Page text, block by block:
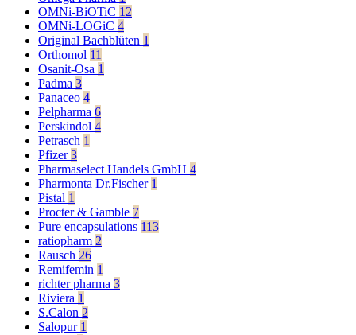
OMNi-BiOTiC 12
OMNi-LOGiC 4
Original Bachblüten 1
Orthomol 11
Osanit-Osa 1
Padma 3
Panaceo 4
Pelpharma 6
Perskindol 4
Petrasch 1
Pfizer3
Pharmaselect Handels GmbH 4
Pharmonta Dr.Fischer 1
Pistal 1
Procter & Gamble 7
Pure encapsulations 113
ratiopharm 2
Rausch 26
Remifemin 1
richter pharma 3
Riviera 1
S.Calon 2
Salopur 1